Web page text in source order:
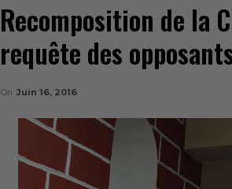
Recomposition de la
requête des
On Juin 16, 2016